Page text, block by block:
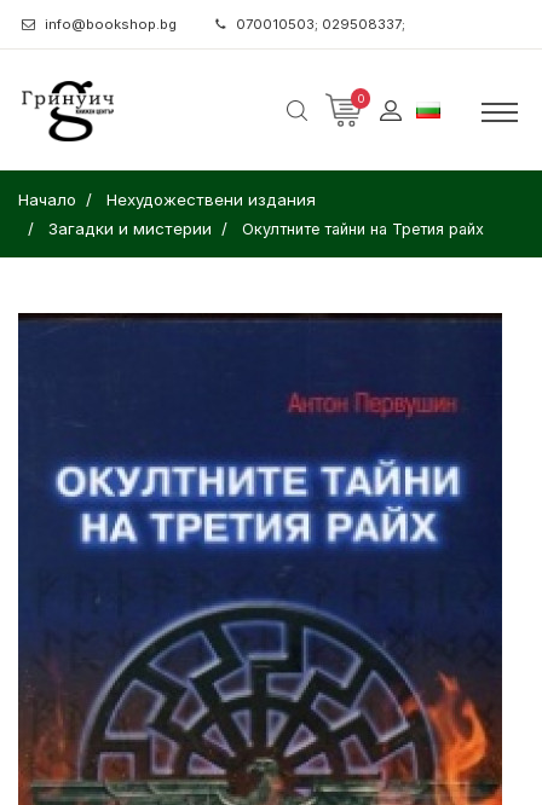
info@bookshop.bg 070010503; 029508337;
0
Начало
Нехудожествени издания
Загадки и мистерии
Окултните тайни на Третия райх